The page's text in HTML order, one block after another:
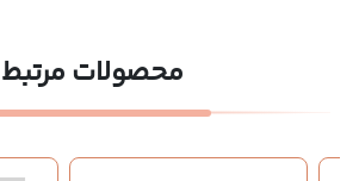
محصولات مرتبط